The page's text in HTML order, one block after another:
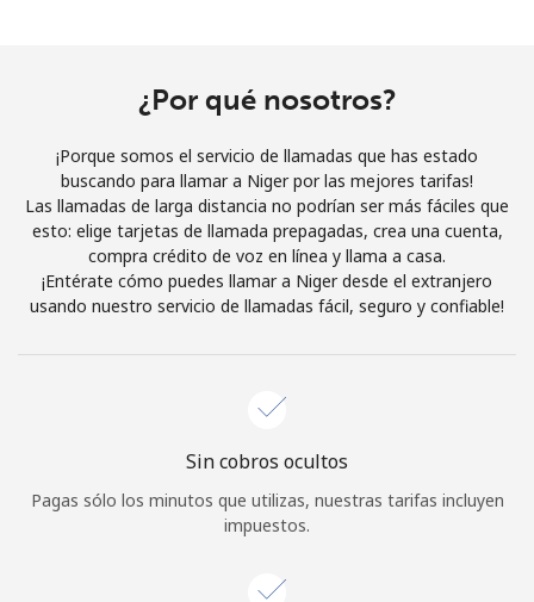
Únete
¡Hola!
Inicia sesión oREGÍSTRATE →
¿Olvidaste tu contraseña? →
¿Por qué nosotros?
¡Porque somos el servicio de llamadas que has estado
buscando para llamar a Niger por las mejores tarifas!
Las llamadas de larga distancia no podrían ser más fáciles que
esto: elige tarjetas de llamada prepagadas, crea una cuenta,
compra crédito de voz en línea y llama a casa.
¡Entérate cómo puedes llamar a Niger desde el extranjero
usando nuestro servicio de llamadas fácil, seguro y confiable!
Sin cobros ocultos
Pagas sólo los minutos que utilizas, nuestras tarifas incluyen
impuestos.